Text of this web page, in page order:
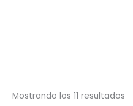
Mostrando los 11 resultados